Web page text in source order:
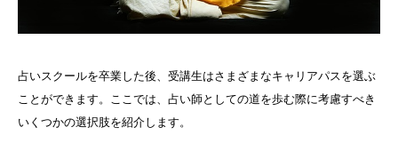
占いスクールを卒業した後、受講生はさまざまなキャリアパスを選ぶ
ことができます。ここでは、占い師としての道を歩む際に考慮すべき
いくつかの選択肢を紹介します。